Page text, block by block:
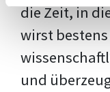
die Zeit, in
wirst
und